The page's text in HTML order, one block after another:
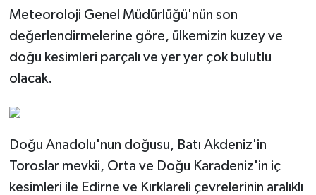
Meteoroloji Genel Müdürlüğü'nün son
değerlendirmelerine göre, ülkemizin kuzey ve
doğu kesimleri parçalı ve yer yer çok bulutlu
olacak.
Doğu Anadolu'nun doğusu, Batı Akdeniz'in
Toroslar mevkii, Orta ve Doğu Karadeniz'in iç
kesimleri ile Edirne ve Kırklareli çevrelerinin aralıklı